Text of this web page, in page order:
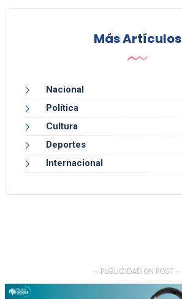
Más Artículos
Nacional
Política
Cultura
Deportes
Internacional
- PUBLICIDAD ON POST -